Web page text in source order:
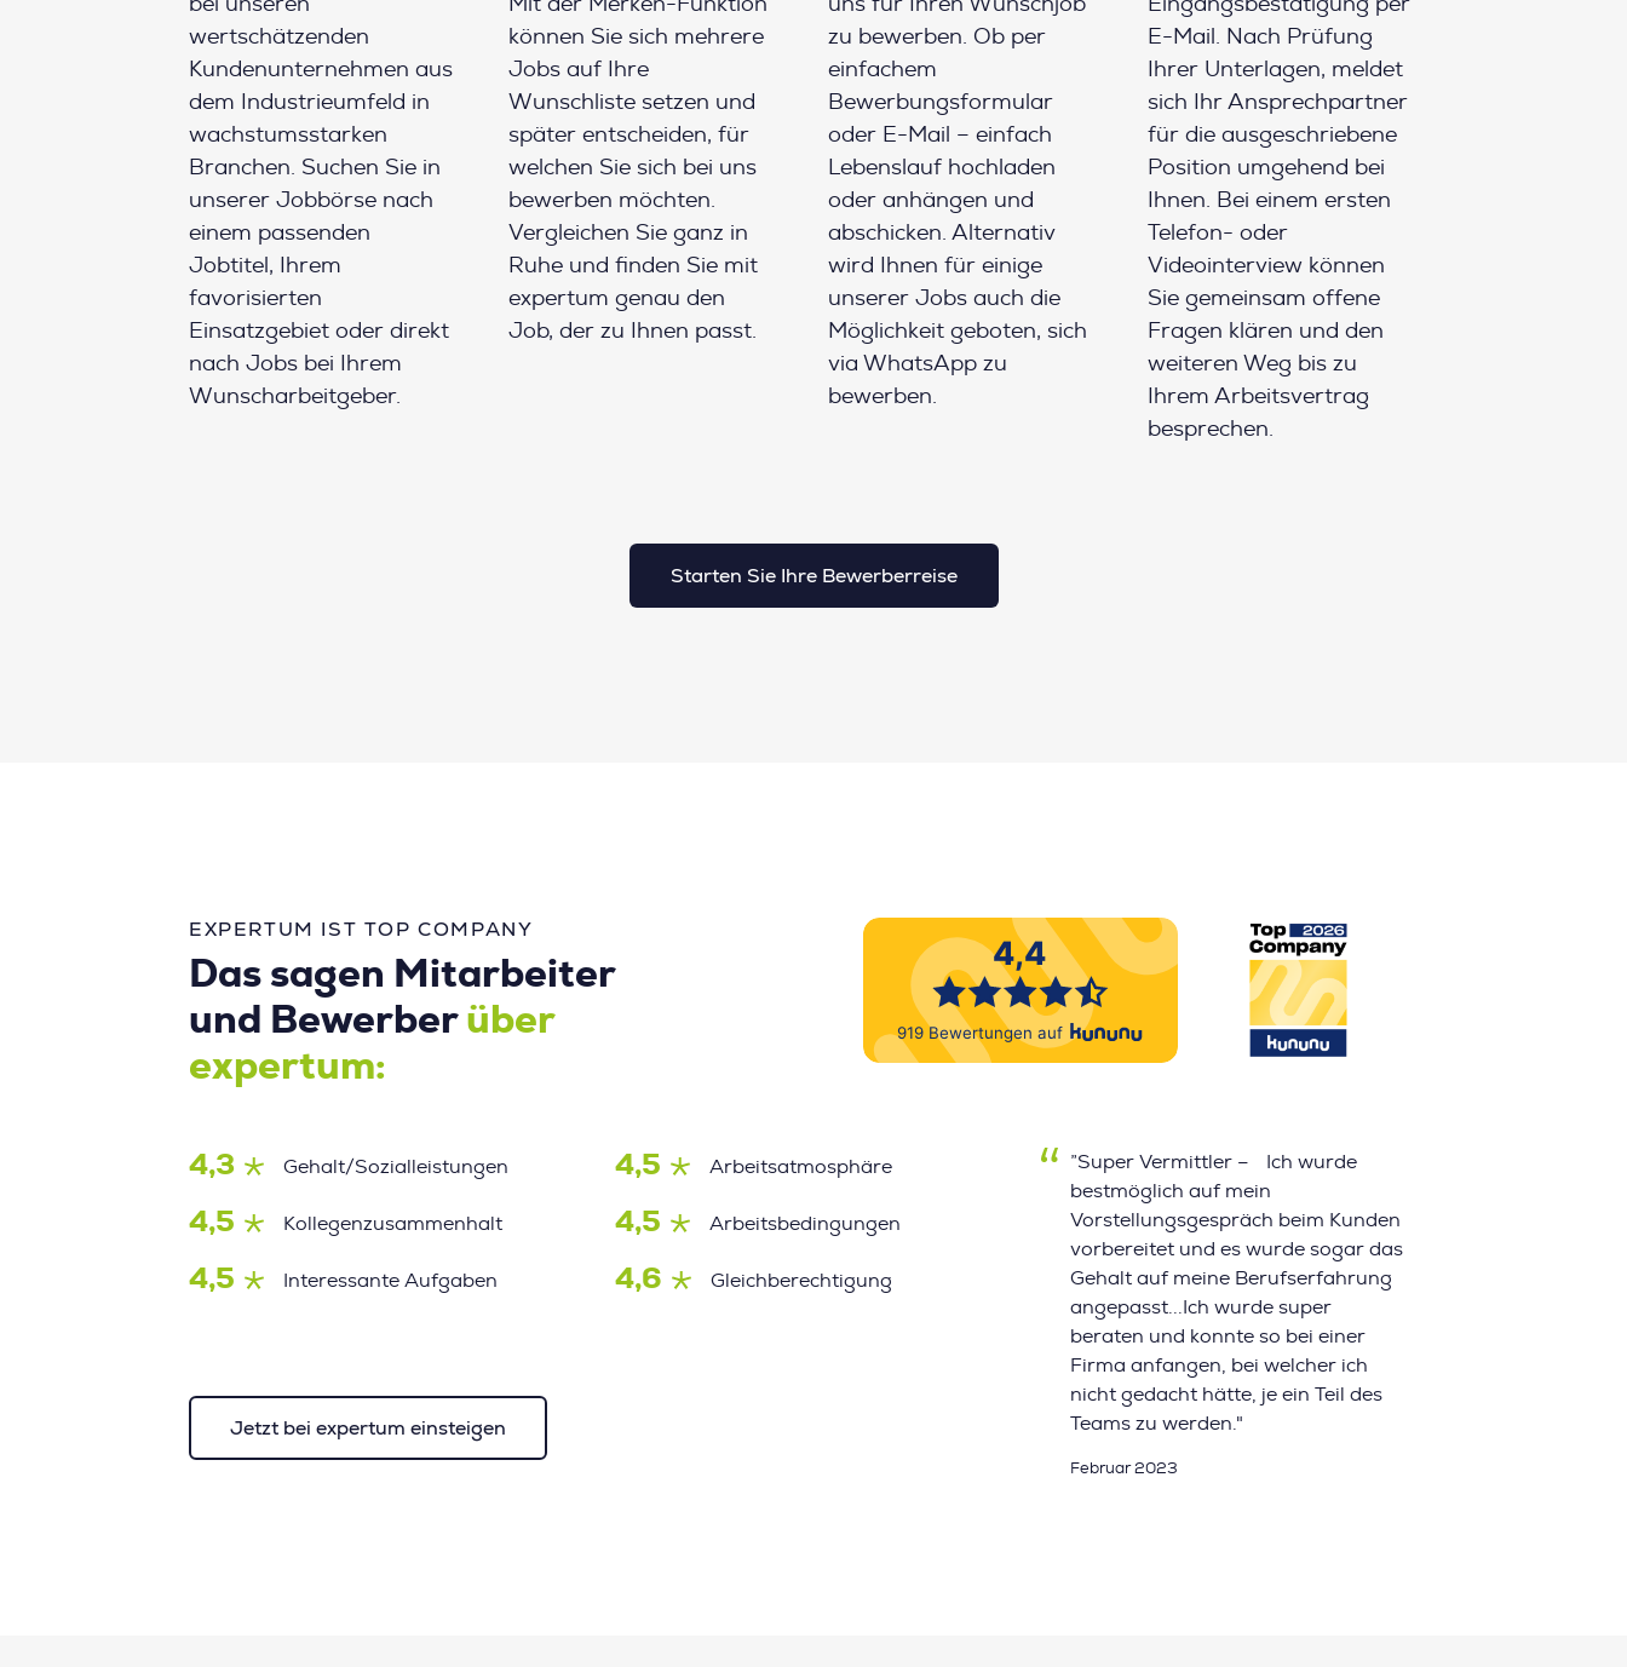
bei unseren
wertschätzenden
Kundenunternehmen aus
dem Industrieumfeld in
wachstumsstarken
Branchen. Suchen Sie in
unserer Jobbörse nach
einem passenden
Jobtitel, Ihrem
favorisierten
Einsatzgebiet oder direkt
nach Jobs bei Ihrem
Wunscharbeitgeber.
Mit der Merken-Funktion
können Sie sich mehrere
Jobs auf Ihre
Wunschliste setzen und
später entscheiden, für
welchen Sie sich bei uns
bewerben möchten.
Vergleichen Sie ganz in
Ruhe und finden Sie mit
expertum genau den
Job, der zu Ihnen passt.
uns für Ihren Wunschjob
zu bewerben. Ob per
einfachem
Bewerbungsformular
oder E-Mail – einfach
Lebenslauf hochladen
oder anhängen und
abschicken. Alternativ
wird Ihnen für einige
unserer Jobs auch die
Möglichkeit geboten, sich
via WhatsApp zu
bewerben.
Eingangsbestätigung per
E-Mail. Nach Prüfung
Ihrer Unterlagen, meldet
sich Ihr Ansprechpartner
für die ausgeschriebene
Position umgehend bei
Ihnen. Bei einem ersten
Telefon- oder
Videointerview können
Sie gemeinsam offene
Fragen klären und den
weiteren Weg bis zu
Ihrem Arbeitsvertrag
besprechen.
Starten Sie Ihre Bewerberreise
EXPERTUM IST TOP COMPANY
Das sagen Mitarbeiter
und Bewerber über
expertum:
4,3 Gehalt/Sozialleistungen 4,5 Arbeitsatmosphäre
4,5 Kollegenzusammenhalt 4,5 Arbeitsbedingungen
4,5 Interessante Aufgaben 4,6 Gleichberechtigung
Jetzt bei expertum einsteigen
”Super Vermittler – Ich wurde
bestmöglich auf mein
Vorstellungsgespräch beim Kunden
vorbereitet und es wurde sogar das
Gehalt auf meine Berufserfahrung
angepasst...Ich wurde super
beraten und konnte so bei einer
Firma anfangen, bei welcher ich
nicht gedacht hätte, je ein Teil des
Teams zu werden."
Februar 2023